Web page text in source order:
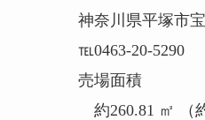
神奈川県平塚市
℡0463-20-5290
売場面積
約260.81 ㎡ （